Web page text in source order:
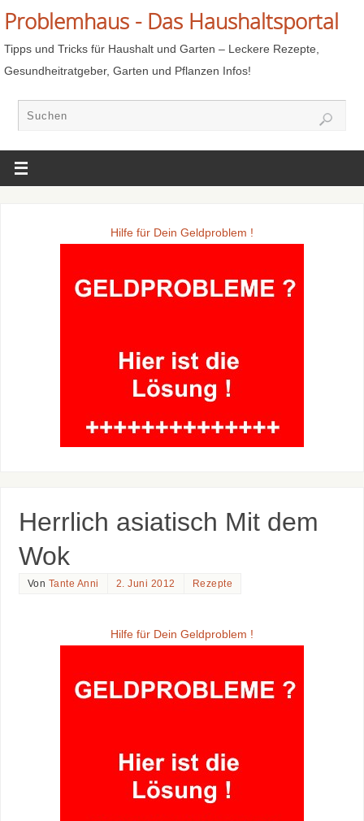
Problemhaus - Das Haushaltsportal
Tipps und Tricks für Haushalt und Garten – Leckere Rezepte,
Gesundheitratgeber, Garten und Pflanzen Infos!
Hilfe für Dein Geldproblem !
Herrlich asiatisch Mit dem
Wok
Von Tante Anni 2. Juni 2012 Rezepte
Hilfe für Dein Geldproblem !